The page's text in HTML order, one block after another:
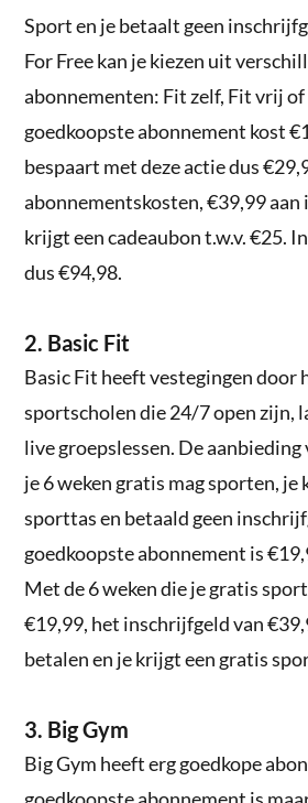
Sport en je betaalt geen
For Free kan je kiezen uit
abonnementen: Fit zelf, Fit vrij
goedkoopste abonnement kost
bespaart met deze actie dus
abonnementskosten, €39,99
krijgt een cadeaubon t.w.v. €25.
dus €94,98.
2. Basic Fit
Basic Fit heeft vestegingen door
sportscholen die 24/7 open zijn,
live groepslessen. De aanbieding
je 6 weken gratis mag sporten, je
sporttas en betaald geen
goedkoopste abonnement is
Met de 6 weken die je gratis
€19,99, het inschrijfgeld van
betalen en je krijgt een gratis
3. Big Gym
Big Gym heeft erg goedkope